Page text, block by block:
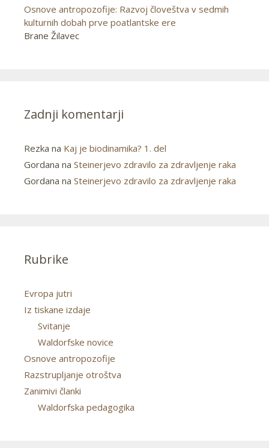
Osnove antropozofije: Razvoj človeštva v sedmih
kulturnih dobah prve poatlantske ere
Brane Žilavec
Zadnji komentarji
Rezka na Kaj je biodinamika? 1. del
Gordana na Steinerjevo zdravilo za zdravljenje raka
Gordana na Steinerjevo zdravilo za zdravljenje raka
Rubrike
Evropa jutri
Iz tiskane izdaje
Svitanje
Waldorfske novice
Osnove antropozofije
Razstrupljanje otroštva
Zanimivi članki
Waldorfska pedagogika